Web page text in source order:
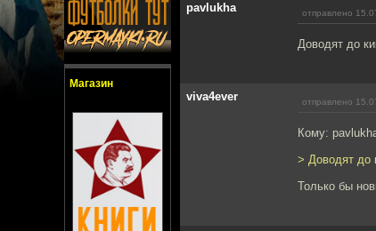
Магазин
pavlukha отправлено
Доводят до
viva4ever отправлено
Кому:
> Доводят до
Только бы